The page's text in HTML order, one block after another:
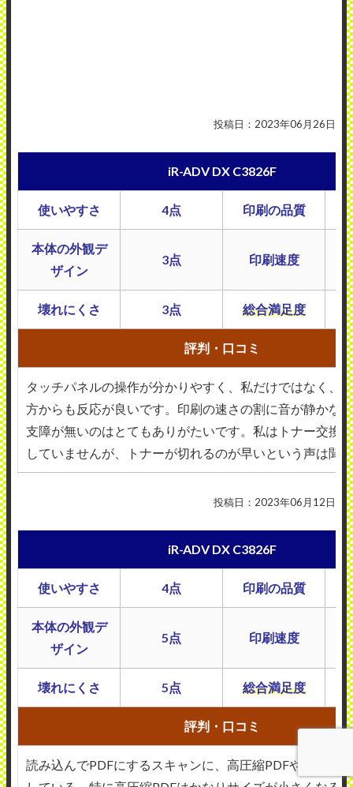
投稿日：2023年06月26日
iR-ADV DX C3826F
使いやすさ 4点 印刷の品質
本体の外観デ
ザイン
3点 印刷速度
壊れにくさ 3点 総合満足度
評判・口コミ
タッチパネルの操作が分かりやすく、私だけではなく、
方からも反応が良いです。印刷の速さの割に音が静かな
支障が無いのはとてもありがたいです。私はトナー交換
していませんが、トナーが切れるのが早いという声は聞
投稿日：2023年06月12日
iR-ADV DX C3826F
使いやすさ 4点 印刷の品質
本体の外観デ
ザイン
5点 印刷速度
壊れにくさ 5点 総合満足度
評判・口コミ
読み込んでPDFにするスキャンに、高圧縮PDFやOCRな